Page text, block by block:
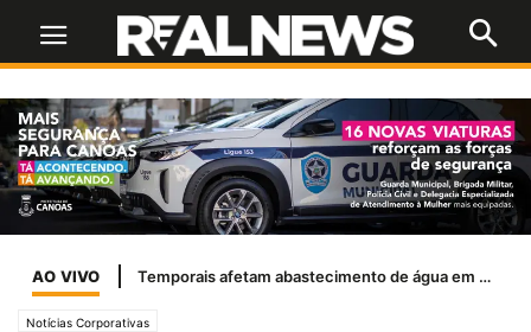
AO VIVO Temporais afetam abastecimento de água em 37 cidades do RS
Notícias Corporativas